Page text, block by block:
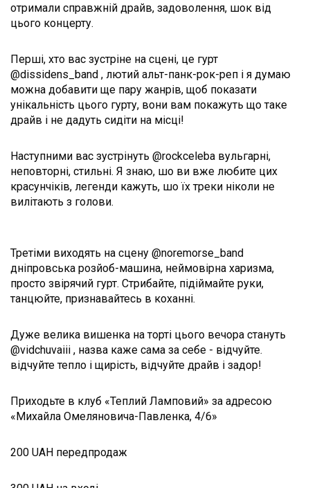
отримали справжній драйв, задоволення, шок від
цього концерту.
Перші, хто вас зустріне на сцені, це гурт
@dissidens_band , лютий альт-панк-рок-реп і я думаю
можна добавити ще пару жанрів, щоб показати
унікальність цього гурту, вони вам покажуть що таке
драйв і не дадуть сидіти на місці!
Наступними вас зустрінуть @rockceleba вульгарні,
неповторні, стильні. Я знаю, шо ви вже любите цих
красунчіків, легенди кажуть, шо їх треки ніколи не
вилітають з голови.
Третіми виходять на сцену @noremorse_band
дніпровська розйоб-машина, неймовірна харизма,
просто звірячий гурт. Стрибайте, підіймайте руки,
танцюйте, признавайтесь в коханні.
Дуже велика вишенка на торті цього вечора стануть
@vidchuvaiii , назва каже сама за себе - відчуйте.
відчуйте тепло і щирість, відчуйте драйв і задор!
Приходьте в клуб «Теплий Ламповий» за адресою
«Михайла Омеляновича-Павленка, 4/6»
200 UAH передпродаж